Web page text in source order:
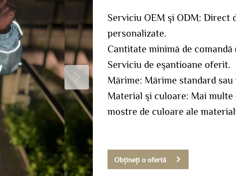
Serviciu OEM și ODM: Direct
personalizate.
Cantitate minimă de
Serviciu de eșantioane oferit.
Mărime: Mărime standard
Material și culoare: Mai
mostre de culoare ale
Obțineți o ofertă